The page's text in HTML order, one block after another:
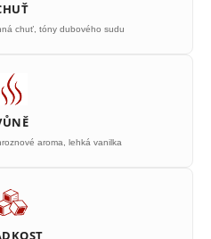
chuť, tóny dubového sudu
aroma, lehká vanilka